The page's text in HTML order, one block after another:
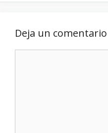
Deja un comentario